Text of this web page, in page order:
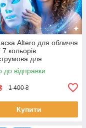
Altero для обличчя
7 кольорів
для
лікування акне
до відправки
1 400 ₴
Купити